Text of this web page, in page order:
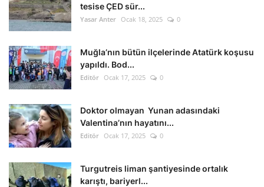
tesise ÇED sür...
Yasar Anter Ocak 18, 2025 0
Muğla’nın bütün ilçelerinde Atatürk koşusu
yapıldı. Bod...
Editör Ocak 17, 2025 0
Doktor olmayan Yunan adasındaki
Valentina’nın hayatını...
Editör Ocak 17, 2025 0
Turgutreis liman şantiyesinde ortalık
karıştı, bariyerl...